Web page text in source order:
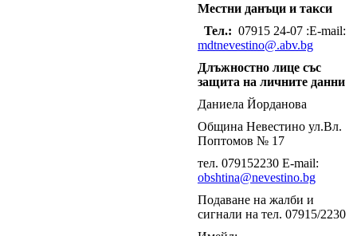
Местни данъци и такси
Тел.: 07915 24-07 :E-mail:
mdtnevestino@.abv.bg
Длъжностно лице със
защита на личните данни
Даниела Йорданова
Община Невестино ул.Вл.
Поптомов № 17
тел. 079152230 E-mail:
obshtina@nevestino.bg
Подаване на жалби и
сигнали на тел. 07915/2230